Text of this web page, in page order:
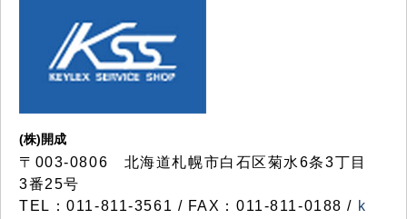
(株)開成
〒003-0806 北海道札幌市白石区菊水6条3丁目
3番25号
TEL：011-811-3561 / FAX：011-811-0188 / k